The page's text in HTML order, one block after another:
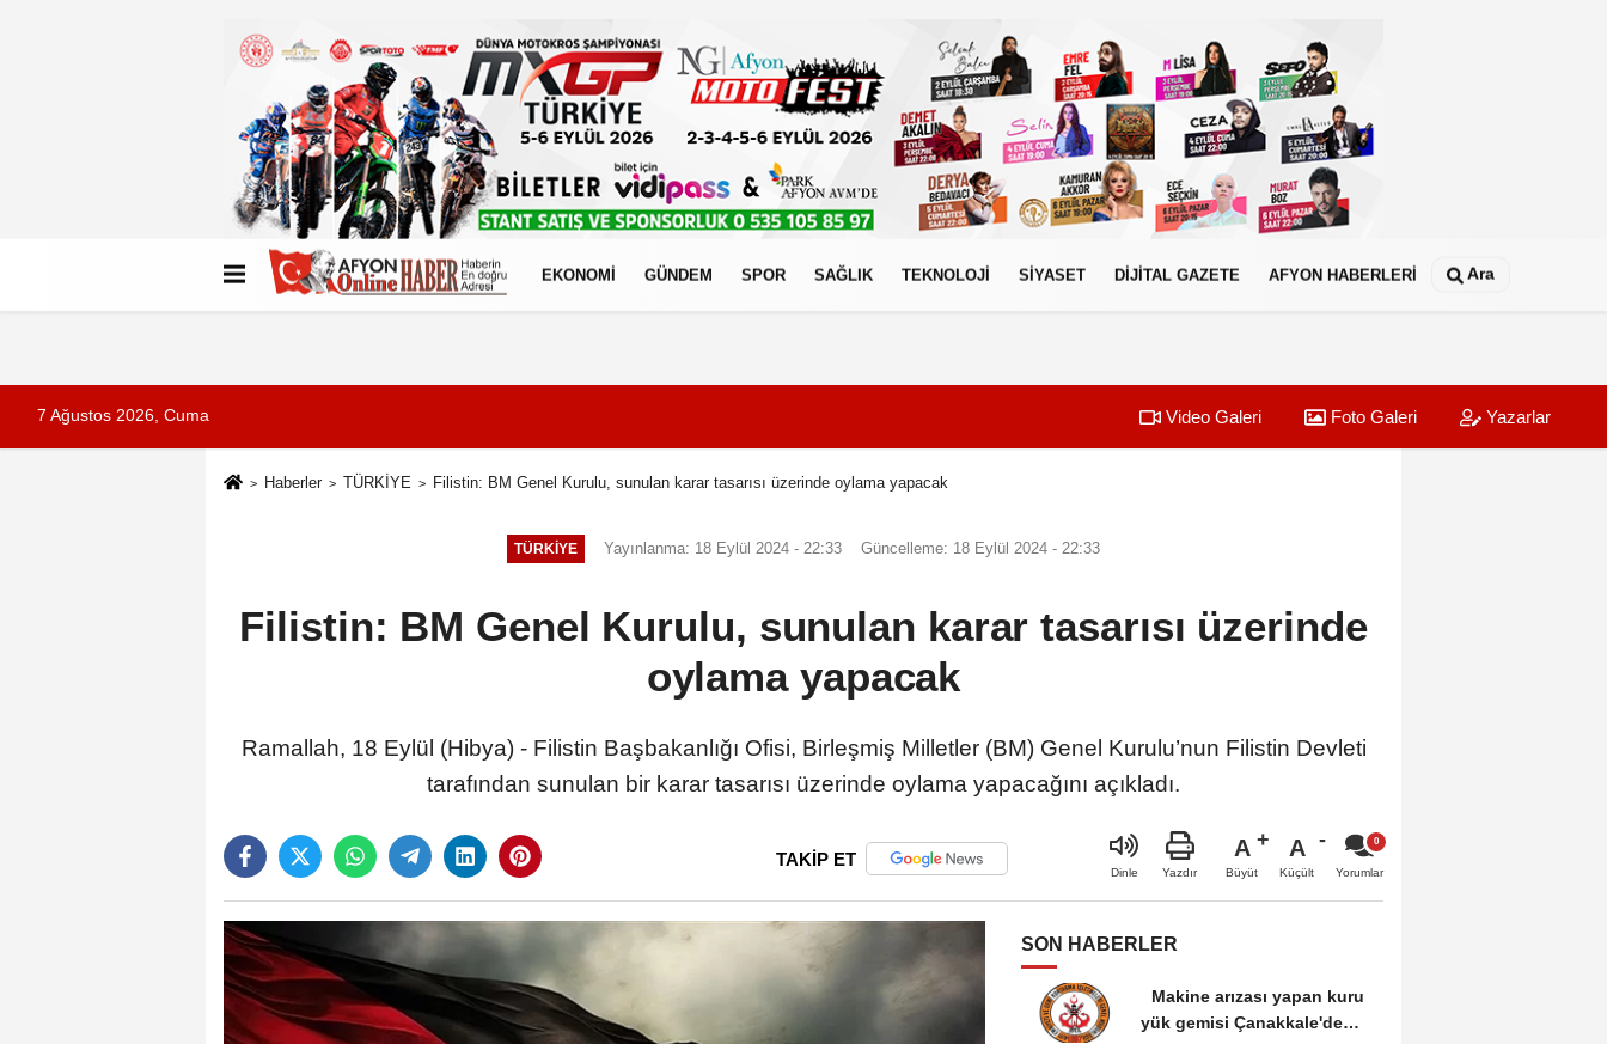
Künye İletişim Çerez Politikası
EKONOMİ GÜNDEM SPOR SAĞLIK TEKNOLOJİ SİYASET DİJİTAL GAZETE AFYON HABERLERİ Ara
7 Ağustos 2026, Cuma Video Galeri Foto Galeri Yazarlar
Haberler TÜRKİYE Filistin: BM Genel Kurulu, sunulan karar tasarısı üzerinde oylama yapacak
TÜRKİYE Yayınlanma: 18 Eylül 2024 - 22:33 Güncelleme: 18 Eylül 2024 - 22:33
Filistin: BM Genel Kurulu, sunulan karar tasarısı üzerinde
oylama yapacak
Ramallah, 18 Eylül (Hibya) - Filistin Başbakanlığı Ofisi, Birleşmiş Milletler (BM) Genel Kurulu’nun Filistin Devleti
tarafından sunulan bir karar tasarısı üzerinde oylama yapacağını açıkladı.
TAKİP ET
Dinle Yazdır
A
Büyüt
A
Küçült Yorumlar
SON HABERLER
Makine arızası yapan kuru
yük gemisi Çanakkale'de